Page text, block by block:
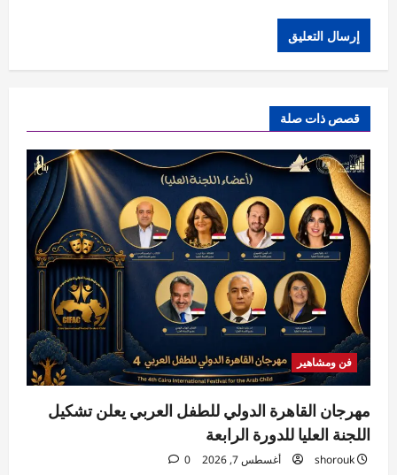
قصص ذات صلة
فن ومشاهير
مهرجان القاهرة الدولي للطفل العربي يعلن تشكيل
اللجنة العليا للدورة الرابعة
shorouk أغسطس 7, 2026 0